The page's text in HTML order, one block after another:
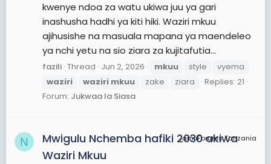
kwenye ndoa za watu ukiwa juu ya gari
inashusha hadhi ya kiti hiki. Waziri mkuu
ajihusishe na masuala mapana ya maendeleo
ya nchi yetu na sio ziara za kujitafutia...
fazili Thread Jun 2, 2026 mkuu style
vyema
waziri
waziri mkuu zake ziara
Replies: 21
Forum: Jukwaa la Siasa
N JamiiForums Tanzania
Mwigulu Nchemba hafiki 2030 akiwa
Waziri Mkuu